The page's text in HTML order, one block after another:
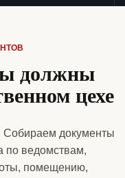
должны
цехе
Собираем документы
по ведомствам,
помещению,